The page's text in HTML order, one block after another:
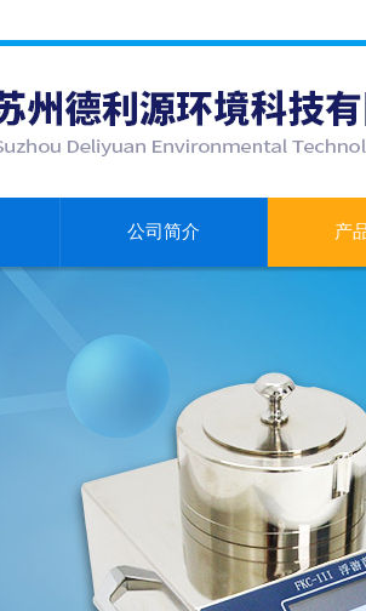
公司简介 产